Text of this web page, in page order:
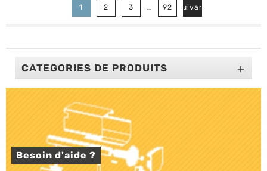
1 2 3 … 92 Suivant
CATEGORIES DE PRODUITS 
Besoin d'aide ?